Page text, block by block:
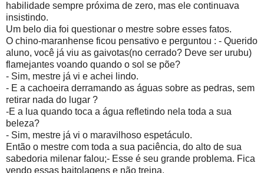
habilidade sempre próxima de zero, mas ele continuava
insistindo.
Um belo dia foi questionar o mestre sobre esses fatos.
O chino-maranhense ficou pensativo e perguntou : - Querido
aluno, você já viu as gaivotas(no cerrado? Deve ser urubu)
flamejantes voando quando o sol se põe?
- Sim, mestre já vi e achei lindo.
- E a cachoeira derramando as águas sobre as pedras, sem
retirar nada do lugar ?
-E a lua quando toca a água refletindo nela toda a sua
beleza?
- Sim, mestre já vi o maravilhoso espetáculo.
Então o mestre com toda a sua paciência, do alto de sua
sabedoria milenar falou;- Esse é seu grande problema. Fica
vendo essas baitolagens e não treina.